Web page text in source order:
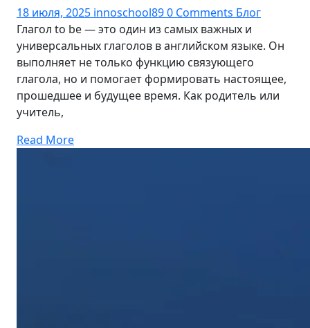
18 июля, 2025 innoschool890 Comments Блог
Глагол to be — это один из самых важных и
универсальных глаголов в английском языке. Он
выполняет не только функцию связующего
глагола, но и помогает формировать настоящее,
прошедшее и будущее время. Как родитель или
учитель,
Read More